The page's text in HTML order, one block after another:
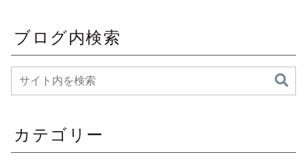
ブログ内検索
カテゴリー